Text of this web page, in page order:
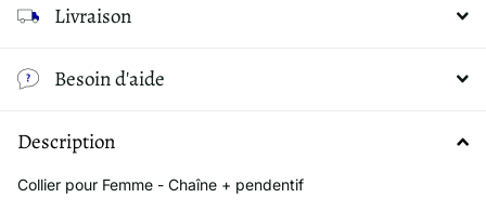
Livraison
Besoin d'aide
Description
Collier pour Femme - Chaîne + pendentif